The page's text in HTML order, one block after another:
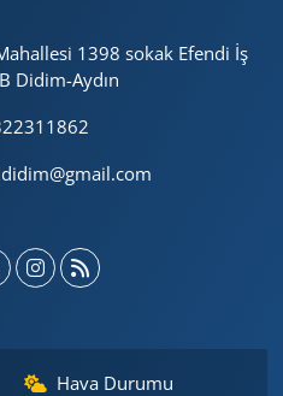
1398 sokak Efendi İş
Didim-Aydın
Hava Durumu